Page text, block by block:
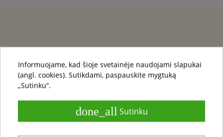
info@gerosgrindys.lt
Informuojame, kad šioje svetainėje naudojami slapukai
(angl. cookies). Sutikdami, paspauskite mygtuką
„Sutinku“.
done_all Sutinku